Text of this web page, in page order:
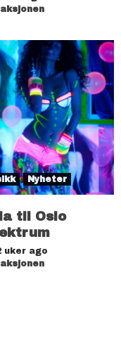
Nyheter
til Oslo
uker ago